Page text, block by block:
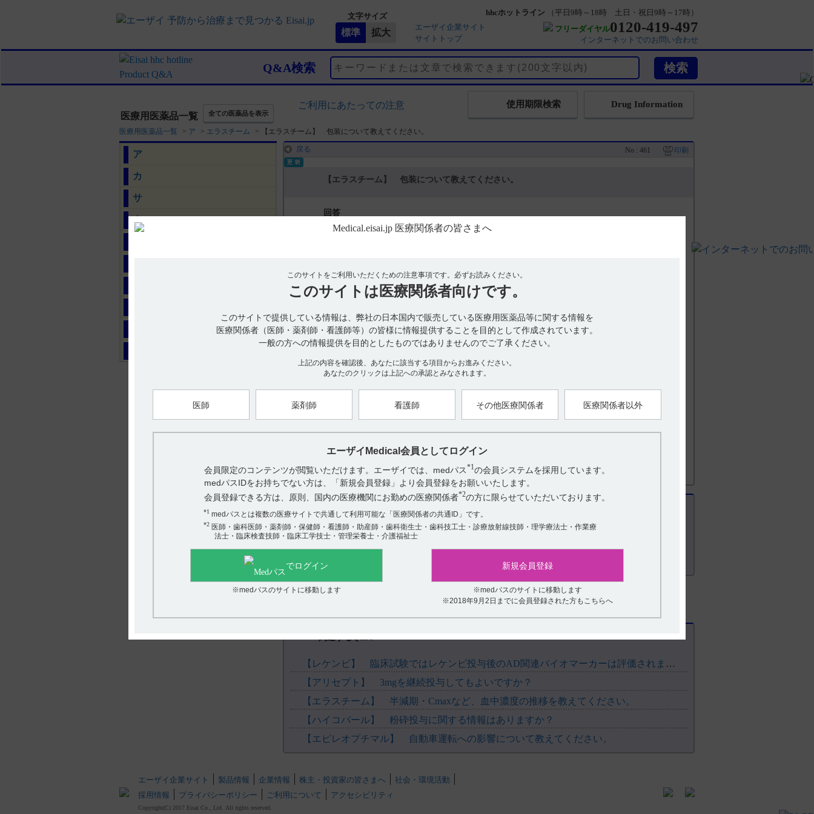
文字サイズ
エーザイ企業サイト
サイトトップ
hhcホットライン
（平日9時～18時 土日・祝日9時～17時）
フリーダイヤル0120-419-497
インターネットでのお問い合わせ
Q&A検索
医療用医薬品一覧 全ての医薬品を表示
ご利用にあたっての注意 Drug Information
使用期限検索
医療用医薬品一覧 > ア > エラスチーム > 【エラスチーム】 包装について教えてください。
ア
カ
サ
タ
このサイトをご利用いただくための注意事項です。 必ずお読みください。
このサイトは 医療関係者向けです。
このサイトで提供している情報は、弊社の日本国内で販売している医療用医薬品等に関する情報を
医療関係者（医師・薬剤師・看護師等）の皆様に情報提供することを目的として作成されています。
一般の方への情報提供を目的としたものではありませんのでご了承ください。
上記の内容を確認後、あなたに該当する項目からお進みください。
あなたのクリックは上記への承認とみなされます。
医師 薬剤師 看護師 その他医療関係者 医療関係者以外
エーザイMedical会員としてログイン
会員限定のコンテンツが閲覧いただけます。エーザイでは、medパス*1の会員システムを採用しています。
medパスIDをお持ちでない方は、「新規会員登録」より会員登録をお願いいたします。
会員登録できる方は、原則、国内の医療機関にお勤めの医療関係者*2の方に限らせていただいております。
*1medパスとは複数の医療サイトで共通して利用可能な「医療関係者の共通ID」です。
*2医師・歯科医師・薬剤師・保健師・看護師・助産師・歯科衛生士・歯科技工士・診療放射線技師・理学療法士・作業療
法士・臨床検査技師・臨床工学技士・管理栄養士・介護福祉士
でログイン
※medパスのサイトに移動します
新規会員登録
※medパスのサイトに移動します
※2018年9月2日までに会員登録された方もこちらへ
戻る No : 461 印刷
【エラスチーム】 包装について教えてください。
回答
＜エラスチーム錠1800＞
100錠［10錠（PTP）×10］（乾燥剤入り）
1,000錠［10錠（PTP）×100］（乾燥剤入り）
■容器の材質（引用2）
PTP包装品
PTP：ポリプロピレン、アルミ箔
【引用】
1）エラスチーム錠1800電子添文 2022年12月改訂（第1版） 22．包装
2）エラスチーム錠1800インタビューフォーム 2022年12月改訂（第9版） IV．製剤に関する項目 10．容器・包
【更新年月】
役に立った
役に立たなかった
関連するQ&A
【レケンビ】 臨床試験ではレケンビ投与後のAD関連バイオマーカーは評価されましたか？
【アリセプト】 3mgを継続投与してもよいですか？
【エラスチーム】 半減期・Cmaxなど、血中濃度の推移を教えてください。
【ハイコバール】 粉砕投与に関する情報はありますか？
【エピレオプチマル】 自動車運転への影響について教えてください。
エーザイ企業サイト 製品情報 企業情報 株主・投資家の皆さまへ
社会・環境活動
採用情報
プライバシーポリシー ご利用について アクセシビリティ
Copyright(C) 2017 Eisai Co., Ltd. All rights reserved.